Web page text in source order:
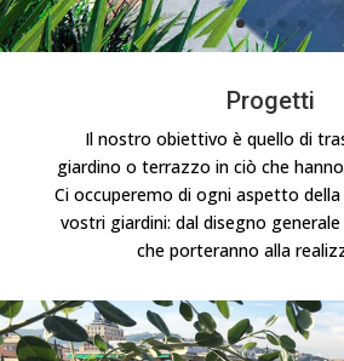
Progetti
Il nostro obiettivo è quello di
giardino o terrazzo in ciò che
Ci occuperemo di ogni aspetto
vostri giardini: dal disegno
che porteranno alla